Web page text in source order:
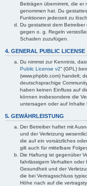
Beiträgen übernimmt, die er
genommen hat. Du
Funktionen jederzeit zu
Du gestattest dem
gegen o. g. Regeln
Schaden zuzufügen.
4. GENERAL PUBLIC LICENSE
Du nimmst zur Kenntnis,
Public License v2“ (GPL)
(www.phpbb.com) handelt;
deutschsprachige
haben keinen Einfluss auf
können insbesondere die
untersagen oder auf Inhalte
5. GEWÄHRLEISTUNG
Der Betreiber haftet mit
und der Verletzung
die auf ein vorsätzliches
gilt auch für mittelbare
Die Haftung ist gegenüber
fahrlässigem Verhalten
Gesundheit und der
die bei Vertragsschluss
Höhe nach auf die